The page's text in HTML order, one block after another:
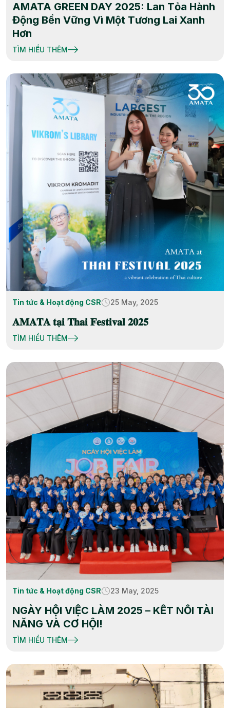
AMATA GREEN DAY 2025: Lan Tỏa Hành
Động Bền Vững Vì Một Tương Lai Xanh
Hơn
TÌM HIỂU THÊM
Tin tức & Hoạt động CSR 25 May, 2025
𝐀𝐌𝐀𝐓𝐀 𝐭𝐚̣𝐢 𝐓𝐡𝐚𝐢 𝐅𝐞𝐬𝐭𝐢𝐯𝐚𝐥 𝟐𝟎𝟐𝟓
TÌM HIỂU THÊM
Tin tức & Hoạt động CSR 23 May, 2025
NGÀY HỘI VIỆC LÀM 2025 – KẾT NỐI TÀI
NĂNG VÀ CƠ HỘI!
TÌM HIỂU THÊM